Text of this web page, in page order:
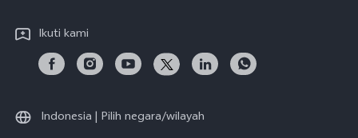
Unduh LUT untuk Memulihkan Log
Ikuti kami
Indonesia | Pilih negara/wilayah